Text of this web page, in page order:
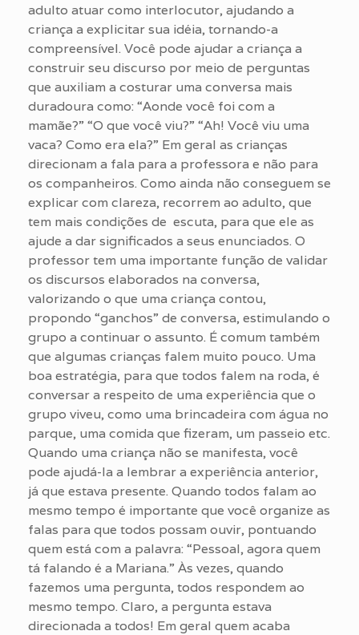
adulto atuar como interlocutor, ajudando a
criança a explicitar sua idéia, tornando-a
compreensível. Você pode ajudar a criança a
construir seu discurso por meio de perguntas
que auxiliam a costurar uma conversa mais
duradoura como: “Aonde você foi com a
mamãe?” “O que você viu?” “Ah! Você viu uma
vaca? Como era ela?” Em geral as crianças
direcionam a fala para a professora e não para
os companheiros. Como ainda não conseguem se
explicar com clareza, recorrem ao adulto, que
tem mais condições de escuta, para que ele as
ajude a dar significados a seus enunciados. O
professor tem uma importante função de validar
os discursos elaborados na conversa,
valorizando o que uma criança contou,
propondo “ganchos” de conversa, estimulando o
grupo a continuar o assunto. É comum também
que algumas crianças falem muito pouco. Uma
boa estratégia, para que todos falem na roda, é
conversar a respeito de uma experiência que o
grupo viveu, como uma brincadeira com água no
parque, uma comida que fizeram, um passeio etc.
Quando uma criança não se manifesta, você
pode ajudá-la a lembrar a experiência anterior,
já que estava presente. Quando todos falam ao
mesmo tempo é importante que você organize as
falas para que todos possam ouvir, pontuando
quem está com a palavra: “Pessoal, agora quem
tá falando é a Mariana.” Às vezes, quando
fazemos uma pergunta, todos respondem ao
mesmo tempo. Claro, a pergunta estava
direcionada a todos! Em geral quem acaba